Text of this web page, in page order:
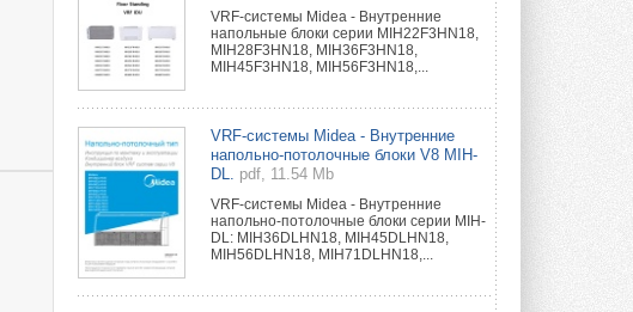
VRF-системы Midea - Внутренние
напольные блоки серии MIH22F3HN18,
MIH28F3HN18, MIH36F3HN18,
MIH45F3HN18, MIH56F3HN18,...
VRF-системы Midea - Внутренние
напольно-потолочные блоки V8 MIH-
DL.
pdf, 11.54 Mb
VRF-системы Midea - Внутренние
напольно-потолочные блоки серии MIH-
DL: MIH36DLHN18, MIH45DLHN18,
MIH56DLHN18, MIH71DLHN18,...